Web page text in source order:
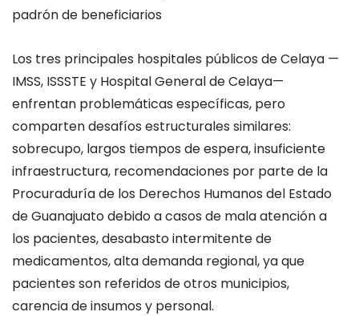
padrón de beneficiarios
Los tres principales hospitales públicos de Celaya —
IMSS, ISSSTE y Hospital General de Celaya—
enfrentan problemáticas específicas, pero
comparten desafíos estructurales similares:
sobrecupo, largos tiempos de espera, insuficiente
infraestructura, recomendaciones por parte de la
Procuraduría de los Derechos Humanos del Estado
de Guanajuato debido a casos de mala atención a
los pacientes, desabasto intermitente de
medicamentos, alta demanda regional,ya que
pacientes son referidos de otros municipios,
carencia de insumos y personal.